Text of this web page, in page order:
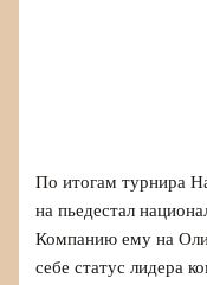
По итогам турнира
на пьедестал
Компанию ему на
себе статус лидера